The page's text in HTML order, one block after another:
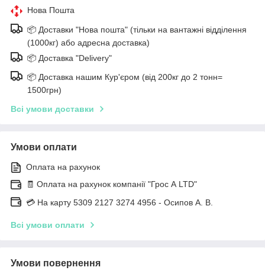
Нова Пошта
📦 Доставки "Нова пошта" (тільки на вантажні відділення
(1000кг) або адресна доставка)
📦 Доставка "Delivery"
📦 Доставка нашим Кур'єром (від 200кг до 2 тонн=
1500грн)
Всі умови доставки
Умови оплати
Оплата на рахунок
🧾 Оплата на рахунок компанії "Грос А LTD"
💳 На карту 5309 2127 3274 4956 - Осипов А. В.
Всі умови оплати
Умови повернення